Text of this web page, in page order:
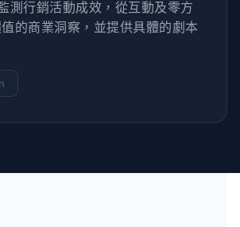
測行銷活動成效，從互動及零方
的商業洞察，並提供具體的劇本